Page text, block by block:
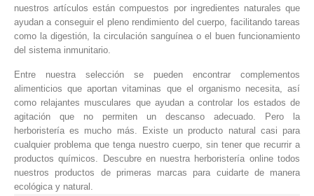
nuestros artículos están compuestos por ingredientes naturales que
ayudan a conseguir el pleno rendimiento del cuerpo, facilitando tareas
como la digestión, la circulación sanguínea o el buen funcionamiento
del sistema inmunitario.
Entre nuestra selección se pueden encontrar complementos
alimenticios que aportan vitaminas que el organismo necesita, así
como relajantes musculares que ayudan a controlar los estados de
agitación que no permiten un descanso adecuado. Pero la
herboristería es mucho más. Existe un producto natural casi para
cualquier problema que tenga nuestro cuerpo, sin tener que recurrir a
productos químicos. Descubre en nuestra herboristería online todos
nuestros productos de primeras marcas para cuidarte de manera
ecológica y natural.